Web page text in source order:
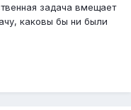
задача вмещает
каковы бы ни были